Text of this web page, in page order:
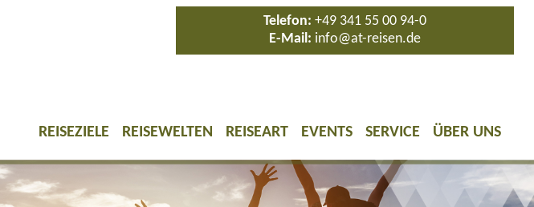
Telefon: +49 341 55 00 94-0
E-Mail: info@at-reisen.de
REISEZIELE REISEWELTEN REISEART EVENTS SERVICE ÜBER UNS